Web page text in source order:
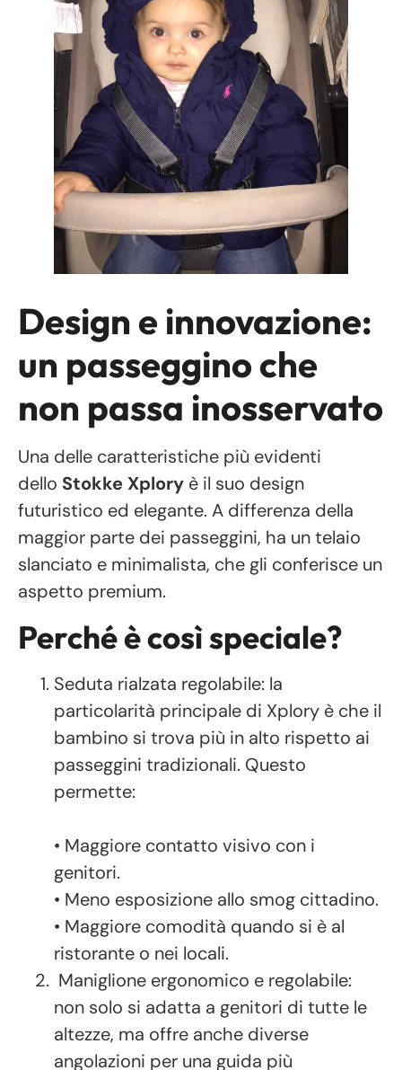
Design e innovazione:
un passeggino che
non passa inosservato
Una delle caratteristiche più evidenti
dello Stokke Xplory è il suo design
futuristico ed elegante. A differenza della
maggior parte dei passeggini, ha un telaio
slanciato e minimalista, che gli conferisce un
aspetto premium.
Perché è così speciale?
Seduta rialzata regolabile: la
particolarità principale di Xplory è che il
bambino si trova più in alto rispetto ai
passeggini tradizionali. Questo
permette:
• Maggiore contatto visivo con i
genitori.
• Meno esposizione allo smog cittadino.
• Maggiore comodità quando si è al
ristorante o nei locali.
Maniglione ergonomico e regolabile:
non solo si adatta a genitori di tutte le
altezze, ma offre anche diverse
angolazioni per una guida più